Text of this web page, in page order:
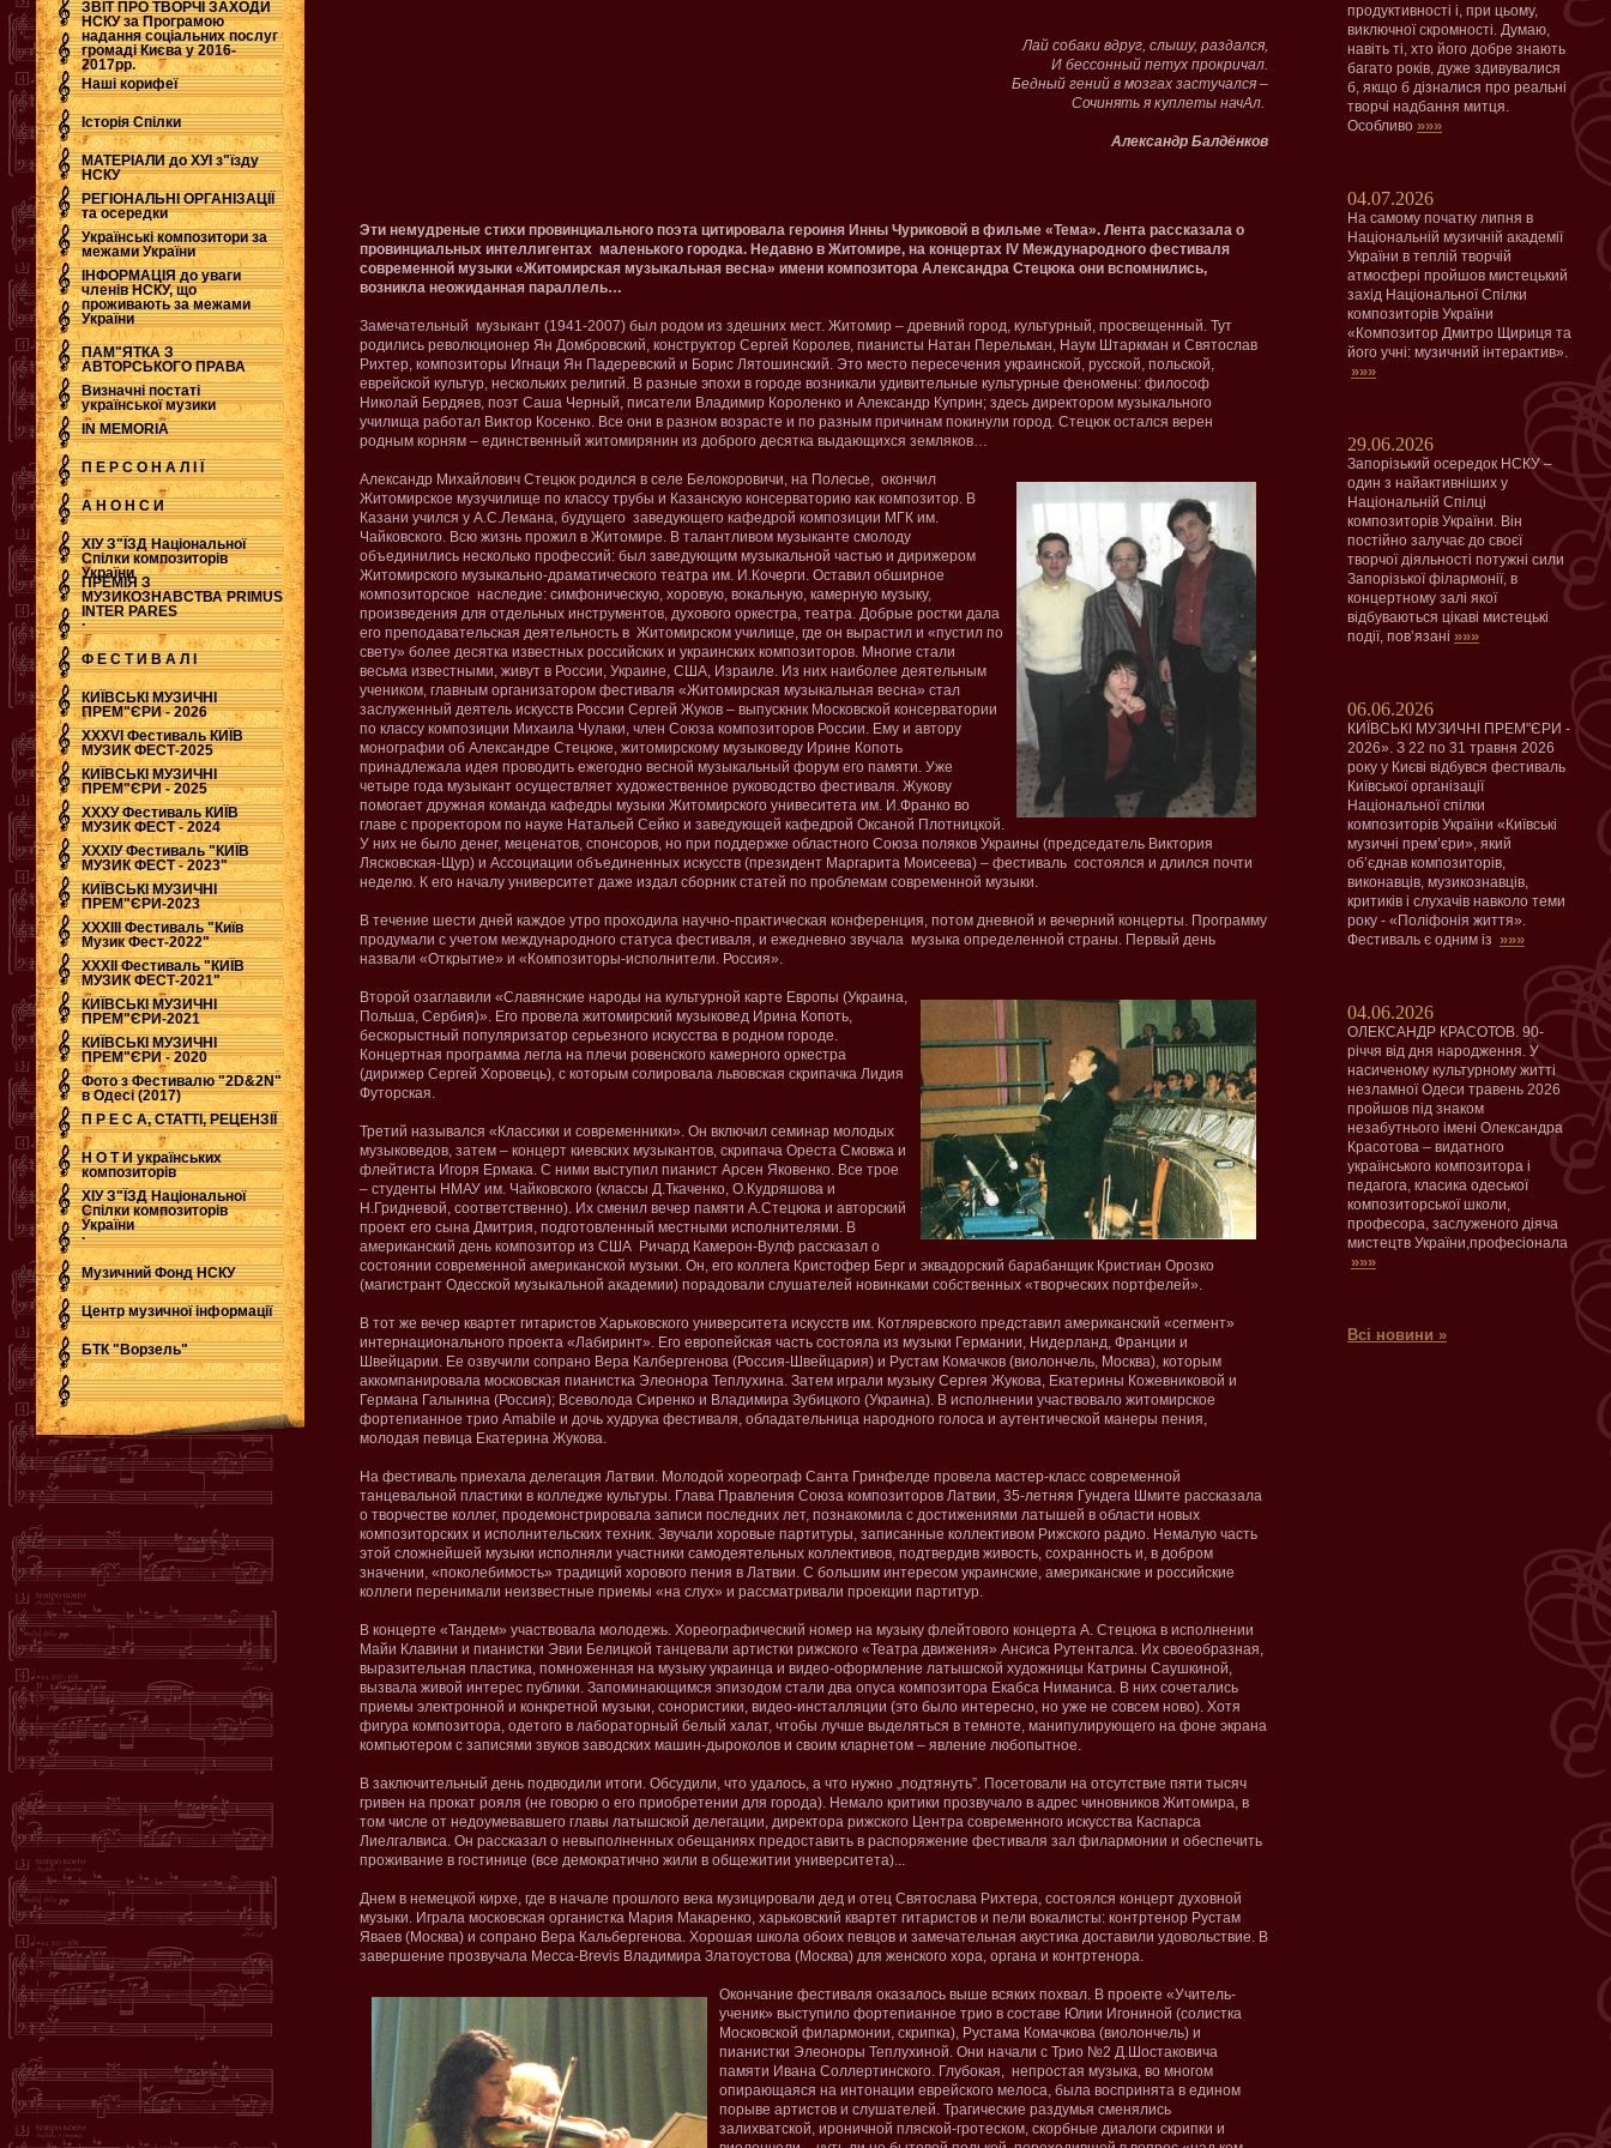
ЗВІТ ПРО ТВОРЧІ ЗАХОДИ
НСКУ за Програмою
надання соціальних послуг
громаді Києва у 2016-
2017рр.
.
Наші корифеї
Історія Спілки
МАТЕРІАЛИ до ХУІ з"їзду
НСКУ
РЕГІОНАЛЬНІ ОРГАНІЗАЦІЇ
та осередки
Українські композитори за
межами України
ІНФОРМАЦІЯ до уваги
членів НСКУ, що
проживають за межами
України
ПАМ"ЯТКА З
АВТОРСЬКОГО ПРАВА
Визначні постаті
української музики
IN MEMORIA
П Е Р С О Н А Л І Ї
А Н О Н С И
ХІУ З"ЇЗД Національної
Спілки композиторів
України
ПРЕМІЯ З
МУЗИКОЗНАВСТВА PRIMUS
INTER PARES
.
Ф Е С Т И В А Л І
КИЇВСЬКІ МУЗИЧНІ
ПРЕМ"ЄРИ - 2026
ХХХVI Фестиваль КИЇВ
МУЗИК ФЕСТ-2025
КИЇВСЬКІ МУЗИЧНІ
ПРЕМ"ЄРИ - 2025
ХХХУ Фестиваль КИЇВ
МУЗИК ФЕСТ - 2024
ХХХІУ Фестиваль "КИЇВ
МУЗИК ФЕСТ - 2023"
КИЇВСЬКІ МУЗИЧНІ
ПРЕМ"ЄРИ-2023
ХХХІІІ Фестиваль "Київ
Музик Фест-2022"
ХХХІІ Фестиваль "КИЇВ
МУЗИК ФЕСТ-2021"
КИЇВСЬКІ МУЗИЧНІ
ПРЕМ"ЄРИ-2021
КИЇВСЬКІ МУЗИЧНІ
ПРЕМ"ЄРИ - 2020
Фото з Фестивалю "2D&2N"
в Одесі (2017)
П Р Е С А, СТАТТІ, РЕЦЕНЗІЇ
Н О Т И українських
композиторів
ХІУ З"ЇЗД Національної
Спілки композиторів
України
.
Музичний Фонд НСКУ
Центр музичної інформації
БТК "Ворзель"
продуктивності і, при цьому,
виключної скромності. Думаю,
навіть ті, хто його добре знають
багато років, дуже здивувалися
б, якщо б дізналися про реальні
творчі надбання митця.
Особливо »»»
04.07.2026
На самому початку липня в
Національній музичній академії
України в теплій творчій
атмосфері пройшов мистецький
захід Національної Спілки
композиторів України
«Композитор Дмитро Щириця та
його учні: музичний інтерактив».
»»»
29.06.2026
Запорізький осередок НСКУ –
один з найактивніших у
Національній Спілці
композиторів України. Він
постійно залучає до своєї
творчої діяльності потужні сили
Запорізької філармонії, в
концертному залі якої
відбуваються цікаві мистецькі
події, пов’язані »»»
06.06.2026
КИЇВСЬКІ МУЗИЧНІ ПРЕМ"ЄРИ -
2026». З 22 по 31 травня 2026
року у Києві відбувся фестиваль
Київської організації
Національної спілки
композиторів України «Київські
музичні прем’єри», який
об’єднав композиторів,
виконавців, музикознавців,
критиків і слухачів навколо теми
року - «Поліфонія життя».
Фестиваль є одним із »»»
04.06.2026
ОЛЕКСАНДР КРАСОТОВ. 90-
річчя від дня народження. У
насиченому культурному житті
незламної Одеси травень 2026
пройшов під знаком
незабутнього імені Олександра
Красотова – видатного
українського композитора і
педагога, класика одеської
композиторської школи,
професора, заслуженого діяча
мистецтв України,професіонала
»»»
Всі новини »
Лай собаки вдруг, слышу, раздался,
И бессонный петух прокричал.
Бедный гений в мозгах застучался –
Сочинять я куплеты начАл.
Александр Балдёнков
Эти немудреные стихи провинциального поэта цитировала героиня Инны Чуриковой в фильме «Тема». Лента рассказала о
провинциальных интеллигентах маленького городка. Недавно в Житомире, на концертах IV Международного фестиваля
современной музыки «Житомирская музыкальная весна» имени композитора Александра Стецюка они вспомнились,
возникла неожиданная параллель…
Замечательный музыкант (1941-2007) был родом из здешних мест. Житомир – древний город, культурный, просвещенный. Тут
родились революционер Ян Домбровский, конструктор Сергей Королев, пианисты Натан Перельман, Наум Штаркман и Святослав
Рихтер, композиторы Игнаци Ян Падеревский и Борис Лятошинский. Это место пересечения украинской, русской, польской,
еврейской культур, нескольких религий. В разные эпохи в городе возникали удивительные культурные феномены: философ
Николай Бердяев, поэт Саша Черный, писатели Владимир Короленко и Александр Куприн; здесь директором музыкального
училища работал Виктор Косенко. Все они в разном возрасте и по разным причинам покинули город. Стецюк остался верен
родным корням – единственный житомирянин из доброго десятка выдающихся земляков…
Александр Михайлович Стецюк родился в селе Белокоровичи, на Полесье, окончил
Житомирское музучилище по классу трубы и Казанскую консерваторию как композитор. В
Казани учился у А.С.Лемана, будущего заведующего кафедрой композиции МГК им.
Чайковского. Всю жизнь прожил в Житомире. В талантливом музыканте смолоду
объединились несколько профессий: был заведующим музыкальной частью и дирижером
Житомирского музыкально-драматического театра им. И.Кочерги. Оставил обширное
композиторское наследие: симфоническую, хоровую, вокальную, камерную музыку,
произведения для отдельных инструментов, духового оркестра, театра. Добрые ростки дала
его преподавательская деятельность в Житомирском училище, где он вырастил и «пустил по
свету» более десятка известных российских и украинских композиторов. Многие стали
весьма известными, живут в России, Украине, США, Израиле. Из них наиболее деятельным
учеником, главным организатором фестиваля «Житомирская музыкальная весна» стал
заслуженный деятель искусств России Сергей Жуков – выпускник Московской консерватории
по классу композиции Михаила Чулаки, член Союза композиторов России. Ему и автору
монографии об Александре Стецюке, житомирскому музыковеду Ирине Копоть
принадлежала идея проводить ежегодно весной музыкальный форум его памяти. Уже
четыре года музыкант осуществляет художественное руководство фестиваля. Жукову
помогает дружная команда кафедры музыки Житомирского унивеситета им. И.Франко во
главе с проректором по науке Натальей Сейко и заведующей кафедрой Оксаной Плотницкой.
У них не было денег, меценатов, спонсоров, но при поддержке областного Союза поляков Украины (председатель Виктория
Лясковская-Щур) и Ассоциации объединенных искусств (президент Маргарита Моисеева) – фестиваль состоялся и длился почти
неделю. К его началу университет даже издал сборник статей по проблемам современной музыки.
В течение шести дней каждое утро проходила научно-практическая конференция, потом дневной и вечерний концерты. Программу
продумали с учетом международного статуса фестиваля, и ежедневно звучала музыка определенной страны. Первый день
назвали «Открытие» и «Композиторы-исполнители. Россия».
Второй озаглавили «Славянские народы на культурной карте Европы (Украина,
Польша, Сербия)». Его провела житомирский музыковед Ирина Копоть,
бескорыстный популяризатор серьезного искусства в родном городе.
Концертная программа легла на плечи ровенского камерного оркестра
(дирижер Сергей Хоровець), с которым солировала львовская скрипачка Лидия
Футорская.
Третий назывался «Классики и современники». Он включил семинар молодых
музыковедов, затем – концерт киевских музыкантов, скрипача Ореста Смовжа и
флейтиста Игоря Ермака. С ними выступил пианист Арсен Яковенко. Все трое
– студенты НМАУ им. Чайковского (классы Д.Ткаченко, О.Кудряшова и
Н.Гридневой, соответственно). Их сменил вечер памяти А.Стецюка и авторский
проект его сына Дмитрия, подготовленный местными исполнителями. В
американский день композитор из США Ричард Камерон-Вулф рассказал о
состоянии современной американской музыки. Он, его коллега Кристофер Берг и эквадорский барабанщик Кристиан Орозко
(магистрант Одесской музыкальной академии) порадовали слушателей новинками собственных «творческих портфелей».
В тот же вечер квартет гитаристов Харьковского университета искусств им. Котляревского представил американский «сегмент»
интернационального проекта «Лабиринт». Его европейская часть состояла из музыки Германии, Нидерланд, Франции и
Швейцарии. Ее озвучили сопрано Вера Калбергенова (Россия-Швейцария) и Рустам Комачков (виолончель, Москва), которым
аккомпанировала московская пианистка Элеонора Теплухина. Затем играли музыку Сергея Жукова, Екатерины Кожевниковой и
Германа Галынина (Россия); Всеволода Сиренко и Владимира Зубицкого (Украина). В исполнении участвовало житомирское
фортепианное трио Amabile и дочь худрука фестиваля, обладательница народного голоса и аутентической манеры пения,
молодая певица Екатерина Жукова.
На фестиваль приехала делегация Латвии. Молодой хореограф Санта Гринфелде провела мастер-класс современной
танцевальной пластики в колледже культуры. Глава Правления Союза композиторов Латвии, 35-летняя Гундега Шмите рассказала
о творчестве коллег, продемонстрировала записи последних лет, познакомила с достижениями латышей в области новых
композиторских и исполнительских техник. Звучали хоровые партитуры, записанные коллективом Рижского радио. Немалую часть
этой сложнейшей музыки исполняли участники самодеятельных коллективов, подтвердив живость, сохранность и, в добром
значении, «поколебимость» традиций хорового пения в Латвии. С большим интересом украинские, американские и российские
коллеги перенимали неизвестные приемы «на слух» и рассматривали проекции партитур.
В концерте «Тандем» участвовала молодежь. Хореографический номер на музыку флейтового концерта А. Стецюка в исполнении
Майи Клавини и пианистки Эвии Белицкой танцевали артистки рижского «Театра движения» Ансиса Рутенталса. Их своеобразная,
выразительная пластика, помноженная на музыку украинца и видео-оформление латышской художницы Катрины Саушкиной,
вызвала живой интерес публики. Запоминающимся эпизодом стали два опуса композитора Екабса Ниманиса. В них сочетались
приемы электронной и конкретной музыки, сонористики, видео-инсталляции (это было интересно, но уже не совсем ново). Хотя
фигура композитора, одетого в лабораторный белый халат, чтобы лучше выделяться в темноте, манипулирующего на фоне экрана
компьютером с записями звуков заводских машин-дыроколов и своим кларнетом – явление любопытное.
В заключительный день подводили итоги. Обсудили, что удалось, а что нужно „подтянуть”. Посетовали на отсутствие пяти тысяч
гривен на прокат рояля (не говорю о его приобретении для города). Немало критики прозвучало в адрес чиновников Житомира, в
том числе от недоумевавшего главы латышской делегации, директора рижского Центра современного искусства Каспарса
Лиелгалвиса. Он рассказал о невыполненных обещаниях предоставить в распоряжение фестиваля зал филармонии и обеспечить
проживание в гостинице (все демократично жили в общежитии университета)...
Днем в немецкой кирхе, где в начале прошлого века музицировали дед и отец Святослава Рихтера, состоялся концерт духовной
музыки. Играла московская органистка Мария Макаренко, харьковский квартет гитаристов и пели вокалисты: контртенор Рустам
Яваев (Москва) и сопрано Вера Кальбергенова. Хорошая школа обоих певцов и замечательная акустика доставили удовольствие. В
завершение прозвучала Месса-Brevis Владимира Златоустова (Москва) для женского хора, органа и контртенора.
Окончание фестиваля оказалось выше всяких похвал. В проекте «Учитель-
ученик» выступило фортепианное трио в составе Юлии Игониной (солистка
Московской филармонии, скрипка), Рустама Комачкова (виолончель) и
пианистки Элеоноры Теплухиной. Они начали с Трио №2 Д.Шостаковича
памяти Ивана Соллертинского. Глубокая, непростая музыка, во многом
опирающаяся на интонации еврейского мелоса, была воспринята в едином
порыве артистов и слушателей. Трагические раздумья сменялись
залихватской, ироничной пляской-гротеском, скорбные диалоги скрипки и